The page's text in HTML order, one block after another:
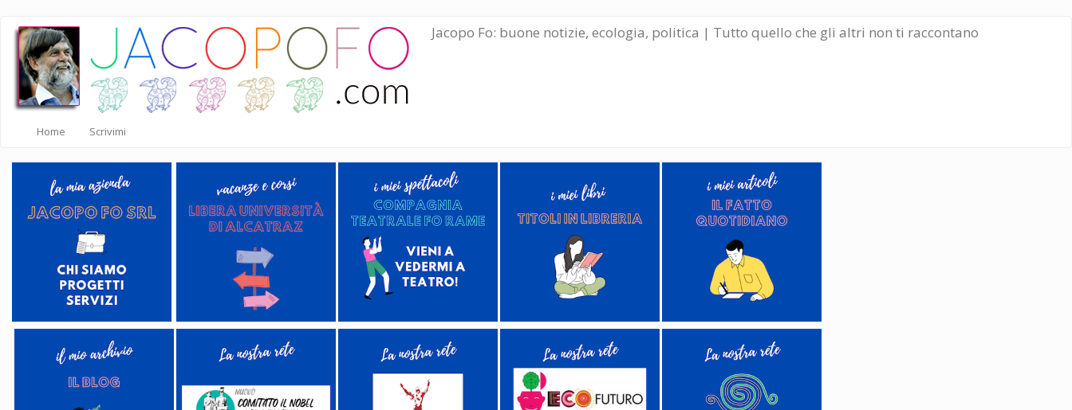
Salta
contenuto
principale
Jacopo Fo: buone notizie, ecologia, politica | Tutto quello che gli altri non ti raccontano
Home Scrivimi